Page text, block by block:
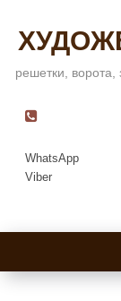
решетки,
WhatsApp
Viber